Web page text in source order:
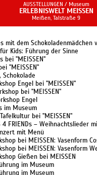
AUSSTELLUNGEN / Museum
ERLEBNISWELT MEISSEN
Meißen, Talstraße 9
mit dem Schokoladenmädchen
für Kids: Führung der Sinne
bei "MEISSEN"
"MEISSEN"
Schokolade
Engel bei "MEISSEN"
bei "MEISSEN"
Engel
im Museum
bei "MEISSEN"
4 FRIENDs – Weihnachtslieder
mit Menü
bei MEISSEN: Vasenform
bei MEISSEN: Vasenform
Gießen bei MEISSEN
im Museum
im Museum